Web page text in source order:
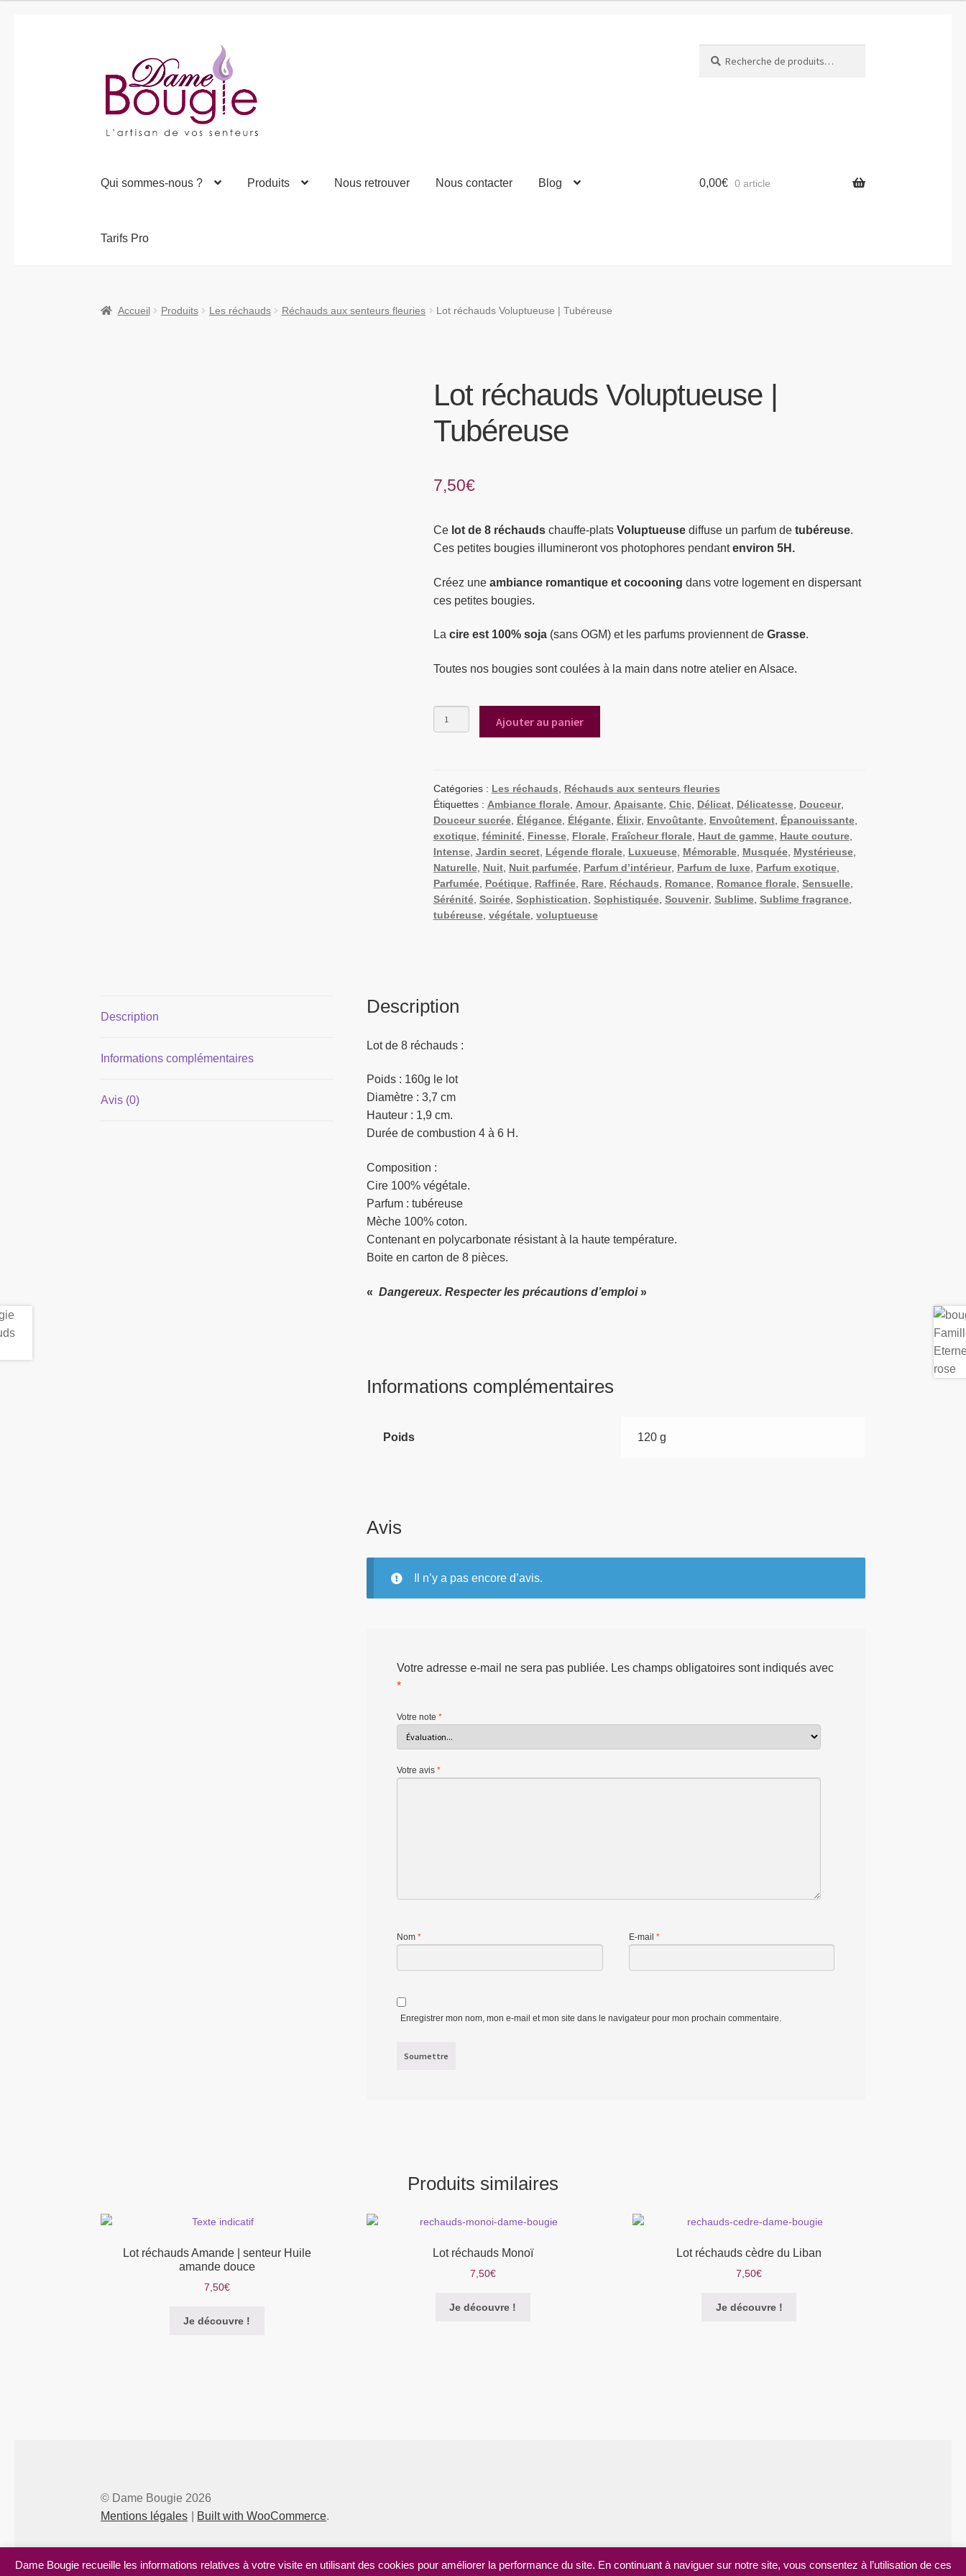
la
navigation
contenu
pour :
Qui sommes-nous ? Produits Nous retrouver Nous contacter Blog
Tarifs Pro
0,00€ 0 article
Accueil Produits Les réchauds Réchauds aux senteurs fleuries Lot réchauds Voluptueuse | Tubéreuse
Lot réchauds Voluptueuse |
Tubéreuse
7,50€
Ce lot de 8 réchaudschauffe-plats Voluptueusediffuse un parfum de tubéreuse.
Ces petites bougies illumineront vos photophores pendantenviron 5H.
Créez une ambiance romantique et cocooning dans votre logement en dispersant
ces petites bougies.
La cire est 100% soja (sans OGM) et les parfums proviennent de Grasse.
Toutes nos bougies sont coulées à la main dans notre atelier en Alsace.
quantité
Tubéreuse
Ajouter au panier
Catégories : Les réchauds
Réchauds aux senteurs fleuries
Étiquettes : Ambiance florale, Amour, Apaisante, Chic, Délicat, Délicatesse, Douceur,
Douceur sucrée, Élégance, Élégante, Élixir, Envoûtante, Envoûtement, Épanouissante,
exotique, féminité, Finesse, Florale, Fraîcheur florale, Haut de gamme, Haute couture,
Intense, Jardin secret, Légende florale, Luxueuse, Mémorable, Musquée, Mystérieuse,
Naturelle, Nuit, Nuit parfumée, Parfum d’intérieur, Parfum de luxe, Parfum exotique,
Parfumée, Poétique, Raffinée, Rare, Réchauds Romance, Romance florale, Sensuelle,
Sérénité, Soirée, Sophistication Sophistiquée, Souvenir, Sublime, Sublime fragrance,
tubéreuse, végétale, voluptueuse
Description
Informations complémentaires
Avis (0)
Description
Lot de 8 réchauds :
Poids : 160g le lot
Diamètre : 3,7 cm
Hauteur : 1,9 cm.
Durée de combustion 4 à 6 H.
Composition :
Cire 100% végétale.
Parfum : tubéreuse
Mèche 100% coton.
Contenant en polycarbonate résistant à la haute température.
Boite en carton de 8 pièces.
«Dangereux. Respecter les précautions d’emploi»
Informations complémentaires
Poids 120 g
Avis
Il n’y a pas encore d’avis.
Votre adresse e-mail ne sera pas publiée. Les champs obligatoires sont indiqués avec
*
Votre note *
Votre avis *
Nom * E-mail *
Enregistrer mon nom, mon e-mail et mon site dans le navigateur pour mon prochain commentaire.
Produits similaires
Lot réchauds Amande | senteur Huile
amande douce
7,50€
Je découvre !
Lot réchauds Monoï
7,50€
Je découvre !
Lot réchauds cèdre du Liban
7,50€
Je découvre !
© Dame Bougie 2026
Mentions légales
Built with WooCommerce.
Dame Bougie recueille les informations relatives à votre visite en utilisant des cookies pour améliorer la performance du site. En continuant à naviguer sur notre site, vous consentez à l’utilisation de ces